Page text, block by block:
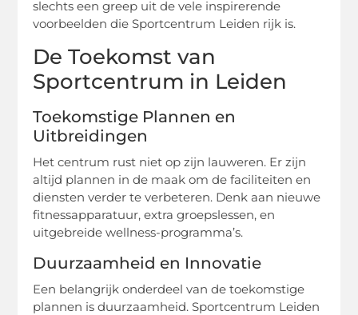
slechts een greep uit de vele inspirerende
voorbeelden die Sportcentrum Leiden rijk is.
De Toekomst van
Sportcentrum in Leiden
Toekomstige Plannen en
Uitbreidingen
Het centrum rust niet op zijn lauweren. Er zijn
altijd plannen in de maak om de faciliteiten en
diensten verder te verbeteren. Denk aan nieuwe
fitnessapparatuur, extra groepslessen, en
uitgebreide wellness-programma’s.
Duurzaamheid en Innovatie
Een belangrijk onderdeel van de toekomstige
plannen is duurzaamheid. Sportcentrum Leiden